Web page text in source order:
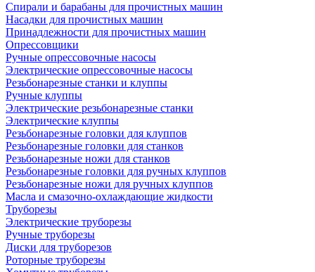
Спирали и барабаны для прочистных машин
Насадки для прочистных машин
Принадлежности для прочистных машин
Опрессовщики
Ручные опрессовочные насосы
Электрические опрессовочные насосы
Резьбонарезные станки и клуппы
Ручные клуппы
Электрические резьбонарезные станки
Электрические клуппы
Резьбонарезные головки для клуппов
Резьбонарезные головки для станков
Резьбонарезные ножи для станков
Резьбонарезные головки для ручных клуппов
Резьбонарезные ножи для ручных клуппов
Масла и смазочно-охлаждающие жидкости
Труборезы
Электрические труборезы
Ручные труборезы
Диски для труборезов
Роторные труборезы